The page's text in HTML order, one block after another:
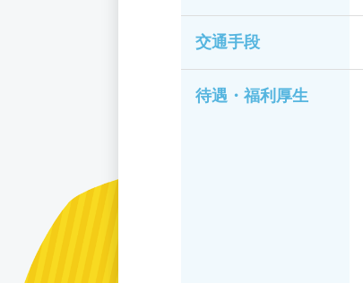
交通手段
待遇・福利厚生